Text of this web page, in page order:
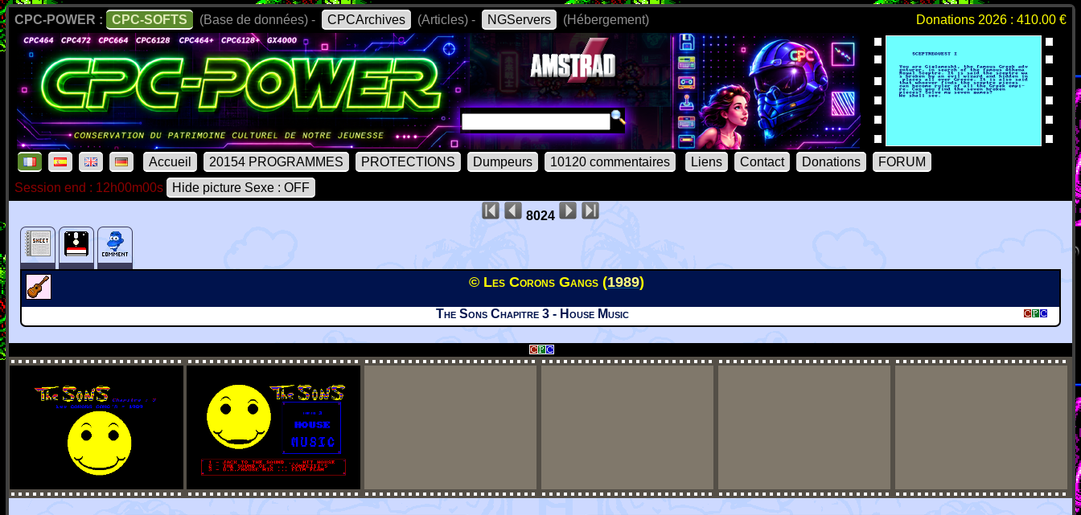
CPC-POWER : CPC-SOFTS (Base de données) - CPCArchives (Articles) - NGServers (Hébergement) Donations 2026 : 410.00 €
Accueil 20154 PROGRAMMES PROTECTIONS Dumpeurs 10120 commentaires Liens Contact Donations
FORUM
Session end : 12h00m00s
Hide picture Sexe : OFF
8024
© Les Corons Gangs (1989)
The Sons Chapitre 3 - House Music